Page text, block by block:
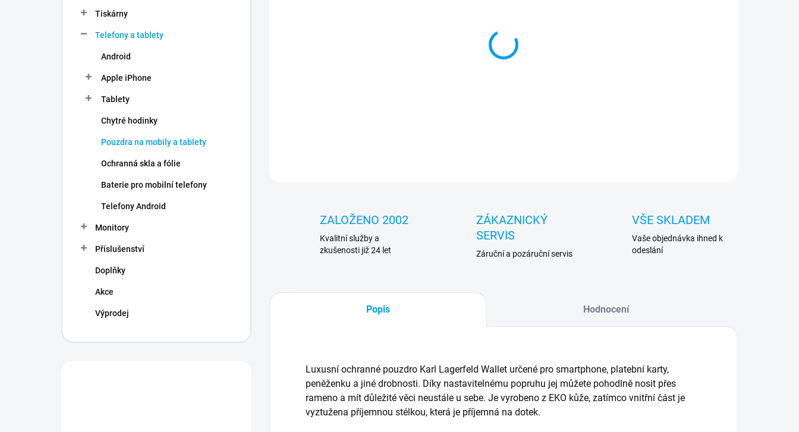
Tiskárny
Telefony a tablety
Android
Apple iPhone
Tablety
Chytré hodinky
Pouzdra na mobily a tablety
Ochranná skla a fólie
Baterie pro mobilní telefony
Telefony Android
Monitory
Příslušenství
Doplňky
Akce
Výprodej
ZALOŽENO 2002
Kvalitní služby a
zkušenosti již 24 let
ZÁKAZNICKÝ
SERVIS
Záruční a pozáruční servis
VŠE SKLADEM
Vaše objednávka ihned k
odeslání
Popis Hodnocení
Luxusní ochranné pouzdro Karl Lagerfeld Wallet určené pro smartphone, platební karty,
peněženku a jiné drobnosti. Díky nastavitelnému popruhu jej můžete pohodlně nosit přes
rameno a mít důležité věci neustále u sebe. Je vyrobeno z EKO kůže, zatímco vnitřní část je
vyztužena příjemnou stélkou, která je příjemná na dotek.